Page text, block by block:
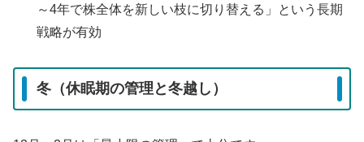
～4年で株全体を新しい枝に切り替える」という長期
戦略が有効
冬（休眠期の管理と冬越し）